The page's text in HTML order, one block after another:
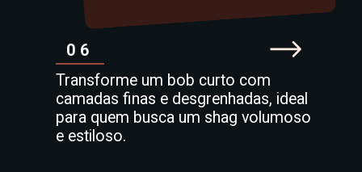
06
Transforme um bob curto com
camadas finas e desgrenhadas, ideal
para quem busca um shag volumoso
e estiloso.